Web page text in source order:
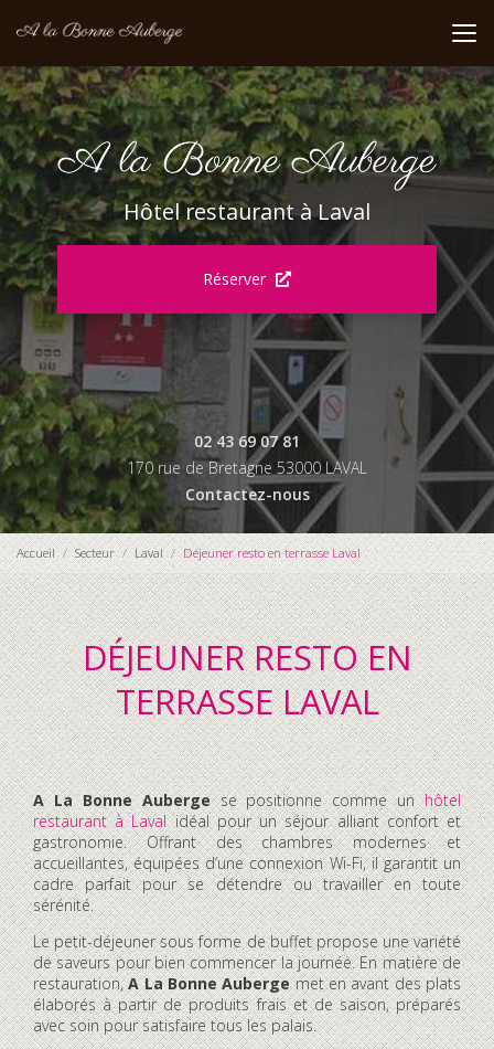
au
principal
Hôtel restaurant à Laval
Réserver
02 43 69 07 81
170 rue de Bretagne 53000 LAVAL
Contactez-nous
Accueil Secteur Laval Déjeuner resto en terrasse Laval
DÉJEUNER RESTO EN
TERRASSE LAVAL
A La Bonne Aubergese positionne comme unhôtel
restaurant à Lavalidéal pour un séjour alliant confort et
gastronomie. Offrant des chambres modernes et
accueillantes, équipées d’une connexion Wi-Fi, il garantit un
cadre parfait pour se détendre ou travailler en toute
sérénité.
Le petit-déjeuner sous forme de buffet propose une variété
de saveurs pour bien commencer la journée. En matière de
restauration,A La Bonne Aubergemet en avant des plats
élaborés à partir de produits frais et de saison, préparés
avec soin pour satisfaire tous les palais.